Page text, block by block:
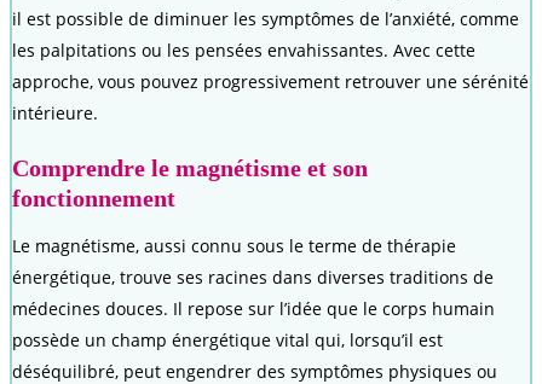
il est possible de diminuer les symptômes de l’anxiété, comme
les palpitations ou les pensées envahissantes. Avec cette
approche, vous pouvez progressivement retrouver une sérénité
intérieure.
Comprendre le magnétisme et son
fonctionnement
Le magnétisme, aussi connu sous le terme de thérapie
énergétique, trouve ses racines dans diverses traditions de
médecines douces. Il repose sur l’idée que le corps humain
possède un champ énergétique vital qui, lorsqu’il est
déséquilibré, peut engendrer des symptômes physiques ou